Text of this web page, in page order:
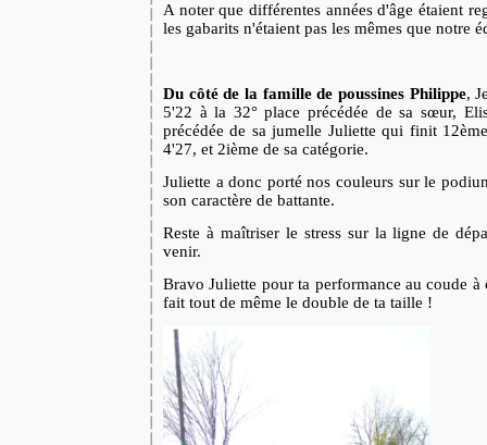
A noter que différentes années d'âge étaient
les gabarits n'étaient pas les mêmes que notre
Du côté de la famille de poussines Philippe,
5'22 à la 32° place précédée de sa sœur,
précédée de sa jumelle Juliette qui finit
4'27, et 2ième de sa catégorie.
Juliette a donc porté nos couleurs sur le
son caractère de battante.
Reste à maîtriser le stress sur la ligne de
venir.
Bravo Juliette pour ta performance au coude
fait tout de même le double de ta taille !